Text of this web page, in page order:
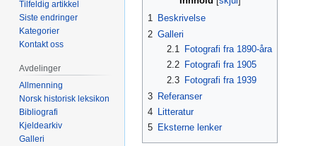
1 Beskrivelse
2 Galleri
2.1
Fotografi fra 1890-åra
2.2
Fotografi fra 1905
2.3
Fotografi fra 1939
3 Referanser
4 Litteratur
5 Eksterne lenker
Tilfeldig artikkel
Siste endringer
Kategorier
Kontakt oss
Avdelinger
Allmenning
Norsk historisk leksikon
Bibliografi
Kjeldearkiv
Galleri